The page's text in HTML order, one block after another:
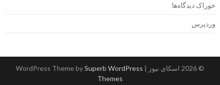
خوراک دیدگاه‌ها
وردپرس
© 2026 اسکای نیوز | WordPress Theme by
Superb WordPress
Themes